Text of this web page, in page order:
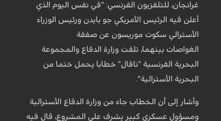
غرانجان، للتلفزيون الفرنسي: "في نفس اليوم الذي
أعلن فيه الرئيس الأمريكي جو بايدن ورئيس الوزراء
الأسترالي سكوت موريسون عن صفقة
الغواصات بينهما، تلقت وزارة الدفاع والمجموعة
البحرية الفرنسية "نافال" خطابا يحمل ختما من
البحرية الأسترالية".
وأشار إلى أن الخطاب جاء من وزارة الدفاع الأسترالية
ومسؤول عسكري كبير يشرف على المشروع، قال فيه